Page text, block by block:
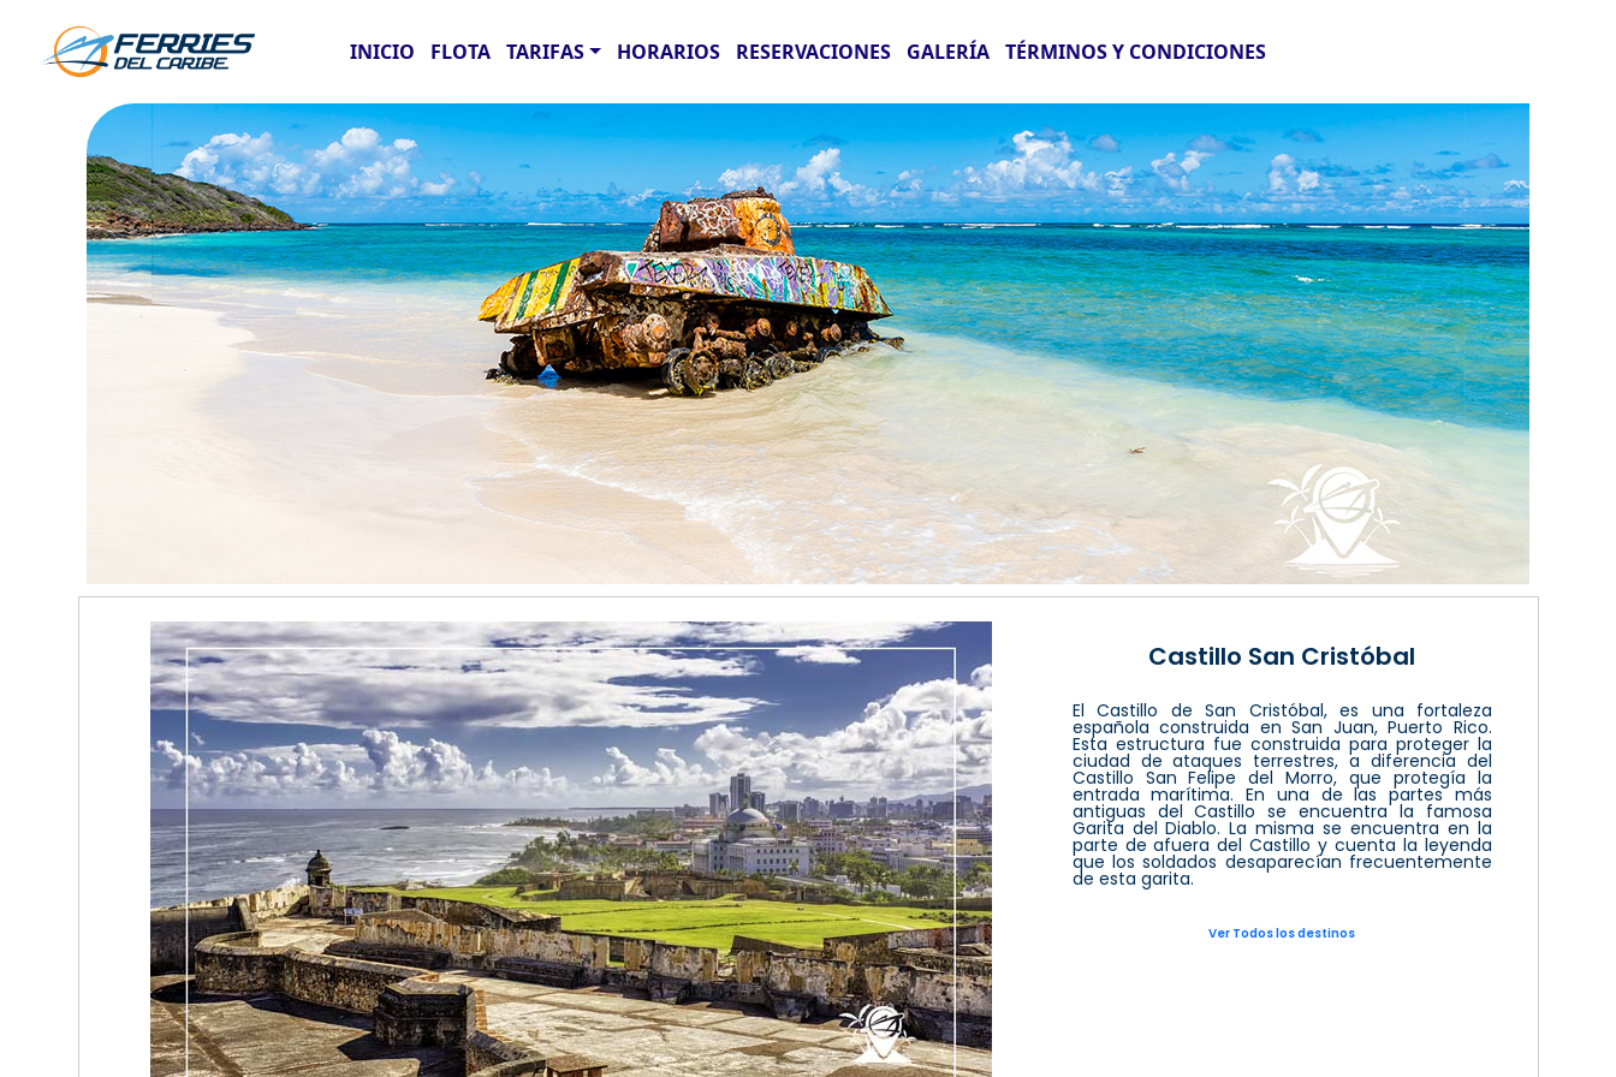
INICIO FLOTA TARIFAS HORARIOS RESERVACIONES GALERÍA TÉRMINOS Y CONDICIONES
Castillo San Cristóbal
El Castillo de San Cristóbal, es una fortaleza
española construida en San Juan, Puerto Rico.
Esta estructura fue construida para proteger la
ciudad de ataques terrestres, a diferencia del
Castillo San Felipe del Morro, que protegía la
entrada marítima. En una de las partes más
antiguas del Castillo se encuentra la famosa
Garita del Diablo. La misma se encuentra en la
parte de afuera del Castillo y cuenta la leyenda
que los soldados desaparecían frecuentemente
de esta garita.
Ver Todos los destinos